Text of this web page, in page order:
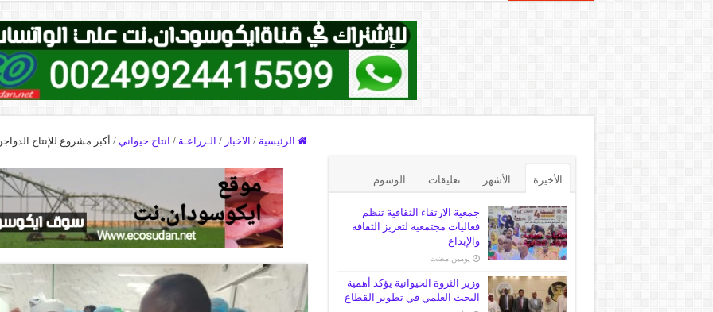
الرئيسية / الاخبار / الـزراعـة / انتاج حيواني / أكبر مشروع للإنتاج
الأخيرة الأشهر تعليقات الوسوم
جمعية الارتقاء الثقافية تنظم
فعاليات مجتمعية لتعزيز الثقافة
والإبداع
‏يومين مضت
وزير الثروة الحيوانية يؤكد أهمية
البحث العلمي في تطوير القطاع